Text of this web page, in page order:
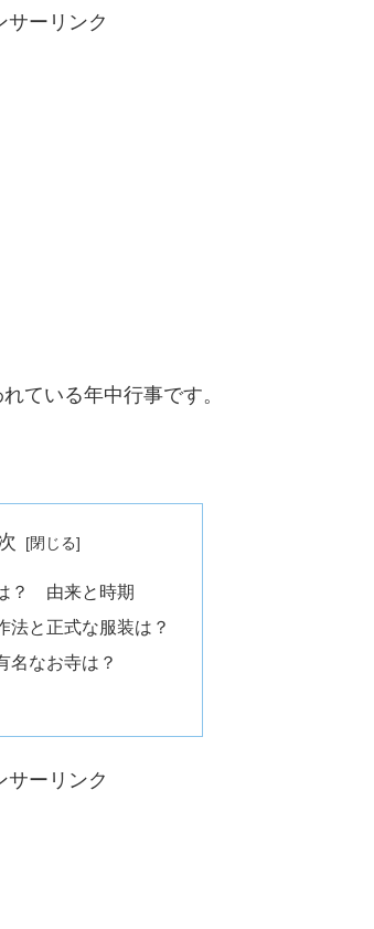
サーリンク
ている年中行事です。
？ 由来と時期
法と正式な服装は？
名なお寺は？
サーリンク